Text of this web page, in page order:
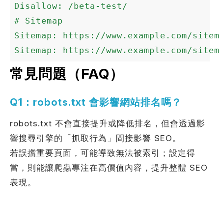
Disallow: /beta-test/
# Sitemap
Sitemap: https://www.example.com/
Sitemap: https://www.example.com/
常見問題（FAQ）
Q1：robots.txt 會影響網站排名嗎？
robots.txt 不會直接提升或降低排名，但會透過影
響搜尋引擎的「抓取行為」間接影響 SEO。
若誤擋重要頁面，可能導致無法被索引；設定得
當，則能讓爬蟲專注在高價值內容，提升整體 SEO
表現。